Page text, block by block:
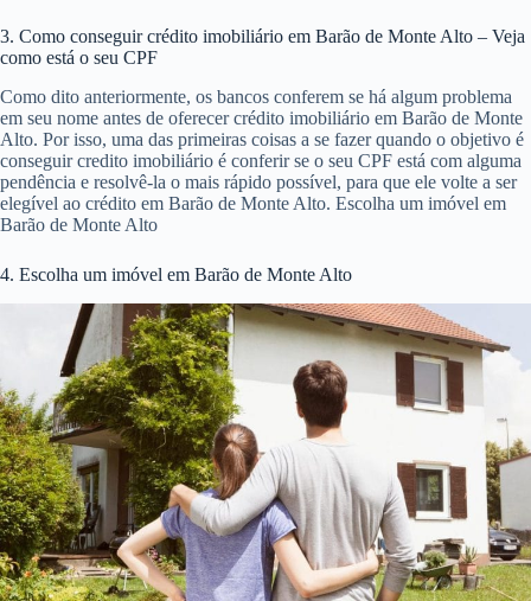
3. Como conseguir crédito imobiliário em Barão de Monte Alto – Veja
como está o seu CPF
Como dito anteriormente, os bancos conferem se há algum problema
em seu nome antes de oferecer crédito imobiliário em Barão de Monte
Alto. Por isso, uma das primeiras coisas a se fazer quando o objetivo é
conseguir credito imobiliário é conferir se o seu CPF está com alguma
pendência e resolvê-la o mais rápido possível, para que ele volte a ser
elegível ao crédito em Barão de Monte Alto. Escolha um imóvel em
Barão de Monte Alto
4. Escolha um imóvel em Barão de Monte Alto